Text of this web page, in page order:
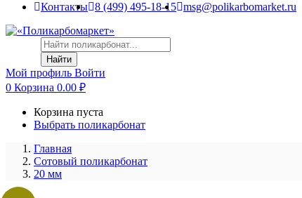
Контакты 8 (499) 495-18-15 msg@polikarbomarket.ru
Найти
Мой профиль Войти
0 Корзина 0.00 ₽
Корзина пуста
Выбрать поликарбонат
Главная
Сотовый поликарбонат
20 мм